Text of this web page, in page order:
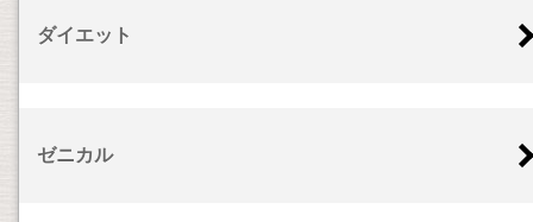
ダイエット
ゼニカル